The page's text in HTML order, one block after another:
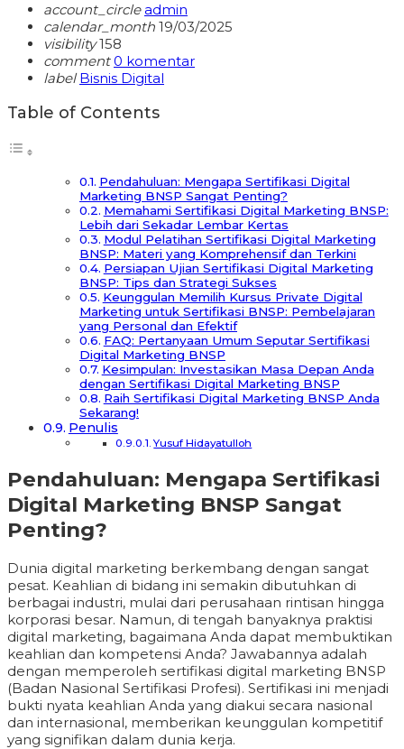
account_circle admin
calendar_month 19/03/2025
visibility158
comment 0 komentar
label Bisnis Digital
Table of Contents
Pendahuluan: Mengapa Sertifikasi Digital
Marketing BNSP Sangat Penting?
Memahami Sertifikasi Digital Marketing BNSP:
Lebih dari Sekadar Lembar Kertas
Modul Pelatihan Sertifikasi Digital Marketing
BNSP: Materi yang Komprehensif dan Terkini
Persiapan Ujian Sertifikasi Digital Marketing
BNSP: Tips dan Strategi Sukses
Keunggulan Memilih Kursus Private Digital
Marketing untuk Sertifikasi BNSP: Pembelajaran
yang Personal dan Efektif
FAQ: Pertanyaan Umum Seputar Sertifikasi
Digital Marketing BNSP
Kesimpulan: Investasikan Masa Depan Anda
dengan Sertifikasi Digital Marketing BNSP
Raih Sertifikasi Digital Marketing BNSP Anda
Sekarang!
Penulis
Yusuf Hidayatulloh
Pendahuluan: Mengapa Sertifikasi
Digital Marketing BNSP Sangat
Penting?
Dunia digital marketing berkembang dengan sangat
pesat. Keahlian di bidang ini semakin dibutuhkan di
berbagai industri, mulai dari perusahaan rintisan hingga
korporasi besar. Namun, di tengah banyaknya praktisi
digital marketing, bagaimana Anda dapat membuktikan
keahlian dan kompetensi Anda? Jawabannya adalah
dengan memperoleh sertifikasi digital marketing BNSP
(Badan Nasional Sertifikasi Profesi). Sertifikasi ini menjadi
bukti nyata keahlian Anda yang diakui secara nasional
dan internasional, memberikan keunggulan kompetitif
yang signifikan dalam dunia kerja.